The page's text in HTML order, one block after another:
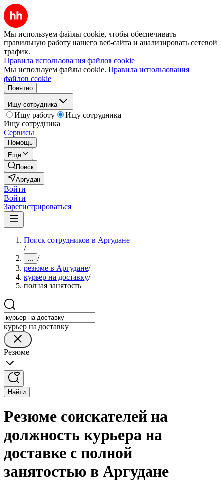
Мы используем файлы cookie, чтобы обеспечивать
правильную работу нашего веб-сайта и анализировать сетевой
трафик.
Правила использования файлов cookie
Мы используем файлы cookie. Правила использования
файлов cookie
Понятно
Ищу сотрудника
Ищу работу
Ищу сотрудника
Ищу сотрудника
Сервисы
Помощь
Ещё
Поиск
Аргудан
Войти
Войти
Зарегистрироваться
Поиск сотрудников в Аргудане
/
... /
резюме в Аргудане/
курьер на доставку/
полная занятость
курьер на доставку
Резюме
Найти
Резюме соискателей на
должность курьера на
доставке с полной
занятостью в Аргудане